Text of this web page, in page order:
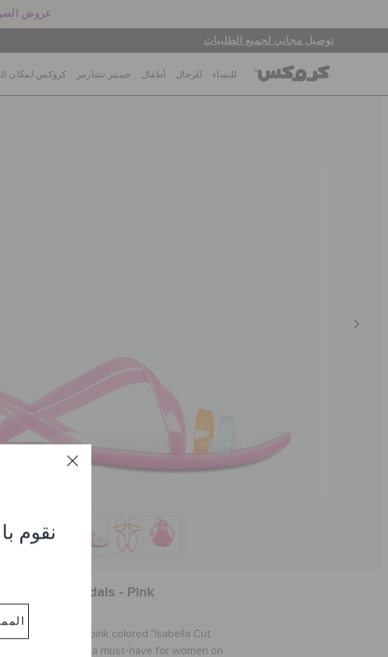
عروض الصيف: خصم 30% - 70% |
توصيل مجاني لجميع الطلبيات
نقوم
للنساء للرجال أطفال جيبيتز تشارمز كروكس لمكان
Strappy Sandals - Pink
and refined, these pink colored "Isabella Cut
from Crocs are a must-have for women on